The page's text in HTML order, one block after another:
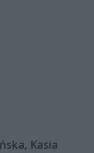
Kasia